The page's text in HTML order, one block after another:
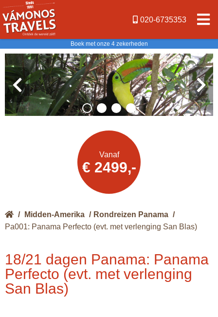
020-6735353
Boek met onze 4 zekerheden
Offerte
aanvragen
/ Midden-Amerika / Rondreizen Panama /
Pa001: Panama Perfecto (evt. met verlenging San Blas)
18/21 dagen Panama: Panama
Perfecto (evt. met verlenging
San Blas)